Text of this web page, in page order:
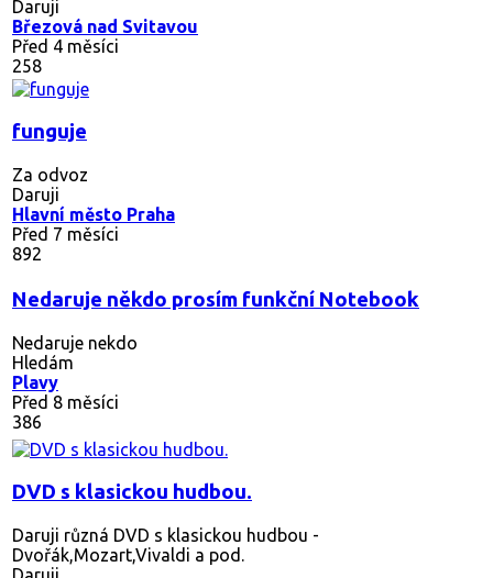
Daruji
Březová nad Svitavou
Před 4 měsíci
258
funguje
Za odvoz
Daruji
Hlavní město Praha
Před 7 měsíci
892
Nedaruje někdo prosím funkční Notebook
Nedaruje nekdo
Hledám
Plavy
Před 8 měsíci
386
DVD s klasickou hudbou.
Daruji různá DVD s klasickou hudbou -
Dvořák,Mozart,Vivaldi a pod.